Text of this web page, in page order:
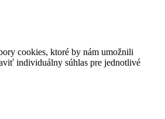
cookies, ktoré by nám umožnili
individuálny súhlas pre jednotlivé